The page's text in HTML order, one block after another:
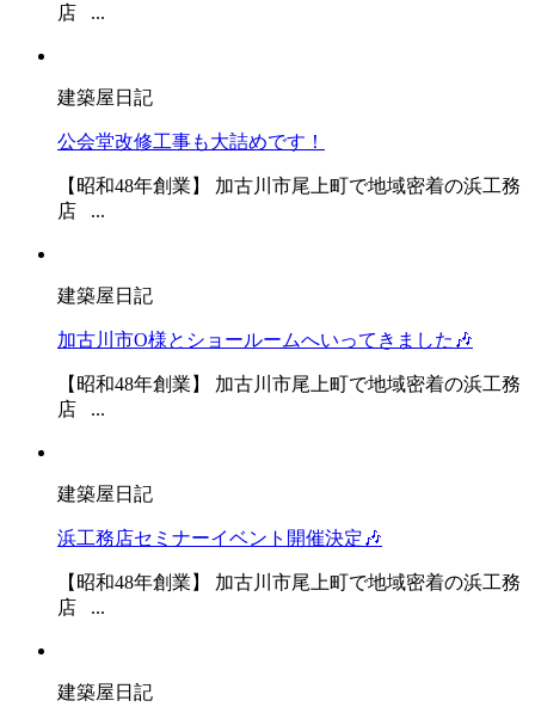
店 ...
建築屋日記
公会堂改修工事も大詰めです！
【昭和48年創業】 加古川市尾上町で地域密着の浜工務
店 ...
建築屋日記
加古川市O様とショールームへいってきました🎶
【昭和48年創業】 加古川市尾上町で地域密着の浜工務
店 ...
建築屋日記
浜工務店セミナーイベント開催決定🎶
【昭和48年創業】 加古川市尾上町で地域密着の浜工務
店 ...
建築屋日記